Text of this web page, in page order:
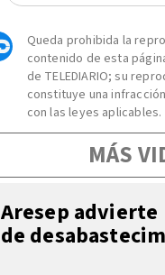
Queda prohibida la
contenido de esta
de TELEDIARIO; su
constituye una
con las leyes aplicables.
MÁS
Aresep
de